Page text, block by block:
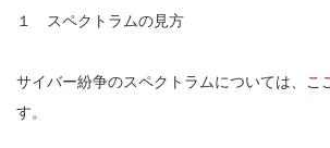
１ スペクトラムの見方
サイバー紛争のスペクトラムについては、 こ
す。